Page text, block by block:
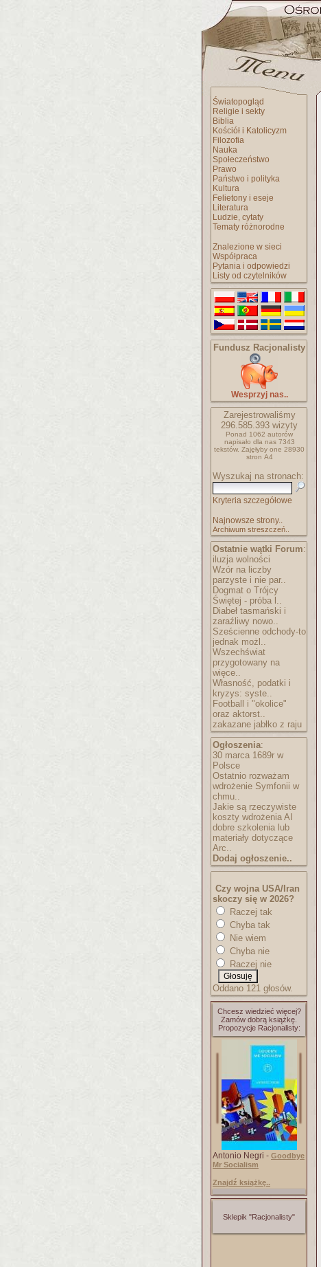
Światopogląd
Religie i sekty
Biblia
Kościół i Katolicyzm
Filozofia
Nauka
Społeczeństwo
Prawo
Państwo i polityka
Kultura
Felietony i eseje
Literatura
Ludzie, cytaty
Tematy różnorodne
Znalezione w sieci
Współpraca
Pytania i odpowiedzi
Listy od czytelników
Fundusz Racjonalisty
Wesprzyj nas..
Zarejestrowaliśmy
296.585.393 wizyty
Ponad 1062 autorów
napisało dla nas 7343
tekstów. Zajęłyby one 28930
stron A4
Wyszukaj na stronach:
Kryteria szczegółowe
Najnowsze strony..
Archiwum streszczeń..
Ostatnie wątki Forum:
iluzja wolności
Wzór na liczby
parzyste i nie par..
Dogmat o Trójcy
Świętej - próba l..
Diabeł tasmański i
zaraźliwy nowo..
Sześcienne odchody-to
jednak możl..
Wszechświat
przygotowany na
więce..
Własność, podatki i
kryzys: syste..
Football i "okolice"
oraz aktorst..
zakazane jabłko z raju
Ogłoszenia:
30 marca 1689r w
Polsce
Ostatnio rozważam
wdrożenie Symfonii w
chmu..
Jakie są rzeczywiste
koszty wdrożenia AI
dobre szkolenia lub
materiały dotyczące
Arc..
Dodaj ogłoszenie..
Czy wojna USA/Iran
skoczy się w 2026?
Raczej tak
Chyba tak
Nie wiem
Chyba nie
Raczej nie
Oddano 121 głosów.
Chcesz wiedzieć więcej?
Zamów dobrą książkę.
Propozycje Racjonalisty:
Antonio Negri - Goodbye
Mr Socialism
Znajdź książkę..
Sklepik "Racjonalisty"